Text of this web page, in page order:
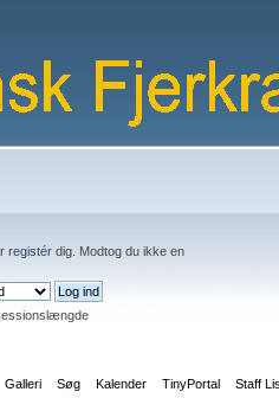
registér dig. Modtog du ikke en
Galleri Søg Kalender TinyPortal Staff